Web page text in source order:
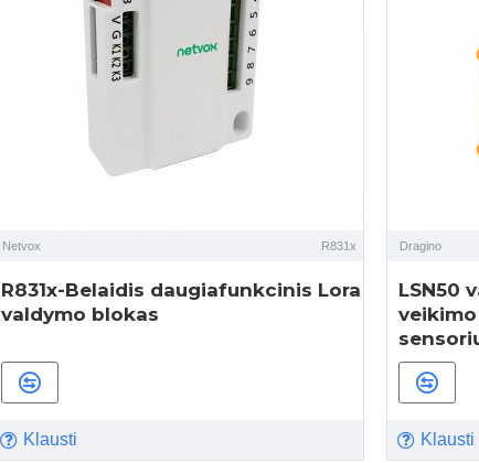
Netvox R831x
R831x-Belaidis daugiafunkcinis Lora
valdymo blokas
Klausti
Dragino
LSN50
Klausti